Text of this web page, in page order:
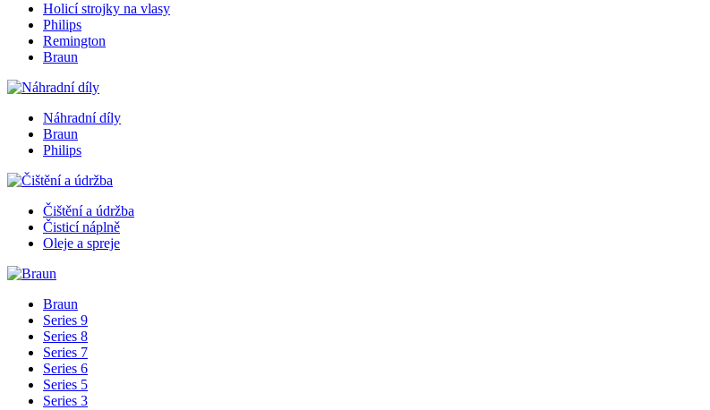
Holicí strojky na vlasy
Philips
Remington
Braun
Náhradní díly
Braun
Philips
Čištění a údržba
Čisticí náplně
Oleje a spreje
Braun
Series 9
Series 8
Series 7
Series 6
Series 5
Series 3